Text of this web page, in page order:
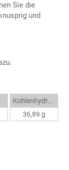
Sie die
und
Kohlenhydrate
36,89 g